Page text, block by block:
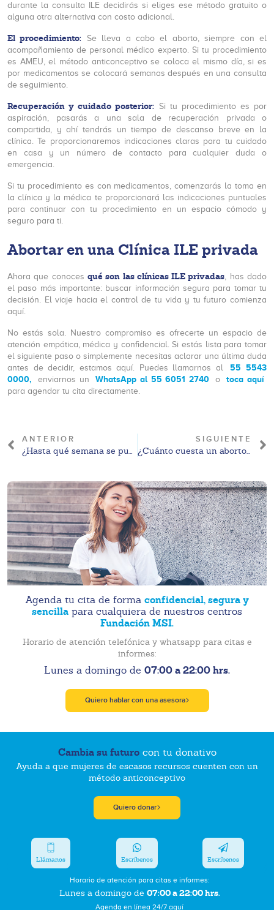
durante la consulta ILE decidirás si eliges ese método gratuito o
alguna otra alternativa con costo adicional.
El procedimiento: Se lleva a cabo el aborto, siempre con el
acompañamiento de personal médico experto. Si tu procedimiento
es AMEU, el método anticonceptivo se coloca el mismo día, si es
por medicamentos se colocará semanas después en una consulta
de seguimiento.
Recuperación y cuidado posterior: Si tu procedimiento es por
aspiración, pasarás a una sala de recuperación privada o
compartida, y ahí tendrás un tiempo de descanso breve en la
clínica. Te proporcionaremos indicaciones claras para tu cuidado
en casa y un número de contacto para cualquier duda o
emergencia.
Si tu procedimiento es con medicamentos, comenzarás la toma en
la clínica y la médica te proporcionará las indicaciones puntuales
para continuar con tu procedimiento en un espacio cómodo y
seguro para ti.
Abortar en una Clínica ILE privada
Ahora que conoces qué son las clínicas ILE privadas, has dado
el paso más importante: buscar información segura para tomar tu
decisión. El viaje hacia el control de tu vida y tu futuro comienza
aquí.
No estás sola. Nuestro compromiso es ofrecerte un espacio de
atención empática, médica y confidencial. Si estás lista para tomar
el siguiente paso o simplemente necesitas aclarar una última duda
antes de decidir, estamos aquí. Puedes llamarnos al
55 5543
0000,
enviarnos un WhatsApp al 55 6051 2740 o toca aquí
para agendar tu cita directamente.
ANTERIOR
¿Hasta qué semana se puede abortar en México?
SIGUIENTE
¿Cuánto cuesta un aborto en 2025 en Cancún, Quintana Roo?
Agenda tu cita de forma confidencial, segura y
sencilla para cualquiera de nuestros centros
Fundación MSI.
Horario de atención telefónica y whatsapp para citas e
informes:
Lunes a domingo de 07:00 a 22:00 hrs.
Quiero hablar con una asesora
Cambia su futurocon tu donativo
Ayuda a que mujeres de escasos recursos cuenten con un
método anticonceptivo
Quiero donar
Horario de atención para citas e informes:
Lunes a domingo de 07:00 a 22:00 hrs.
Agenda en línea 24/7 aquí
Llámanos Escríbenos Escríbenos